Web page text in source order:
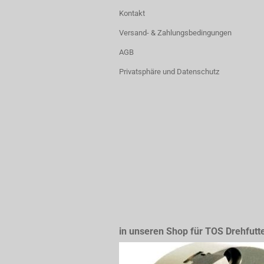
Kontakt
Versand- & Zahlungsbedingungen
AGB
Privatsphäre und Datenschutz
in unseren Shop für TOS